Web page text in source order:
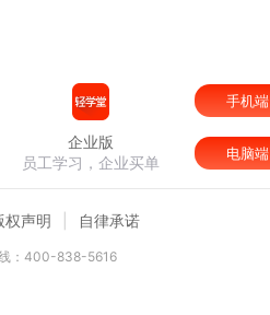
企业版
员工学习，企业买单
手机端
电脑端
权声明 自律承诺
：400-838-5616